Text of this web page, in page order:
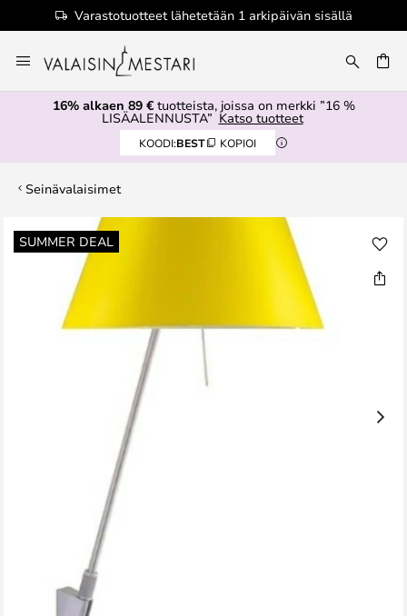
Varastotuotteet lähetetään 1 arkipäivän sisällä
to
Content
16% alkaen 89 €tuotteista, joissa on merkki ”16 %
LISÄALENNUSTA” Katso tuotteet
KOODI:BEST KOPIOI
Seinävalaisimet
SUMMER DEAL
Skip
to